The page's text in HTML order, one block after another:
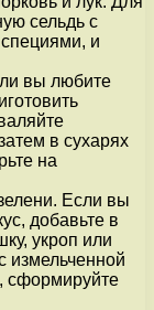
сельдь с
и
вы любите
в сухарях
на
Если вы
добавьте в
укроп или
измельченной
сформируйте